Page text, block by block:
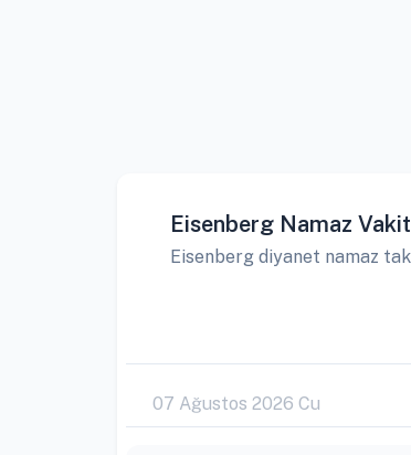
Eisenberg Namaz
Eisenberg diyanet namaz
07 Ağustos 2026 Cu